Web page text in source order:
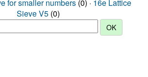
for smaller numbers (0) · 16e Lattice
Sieve V5 (0)